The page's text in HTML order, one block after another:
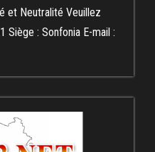
et Neutralité Veuillez
Siège : Sonfonia E-mail :